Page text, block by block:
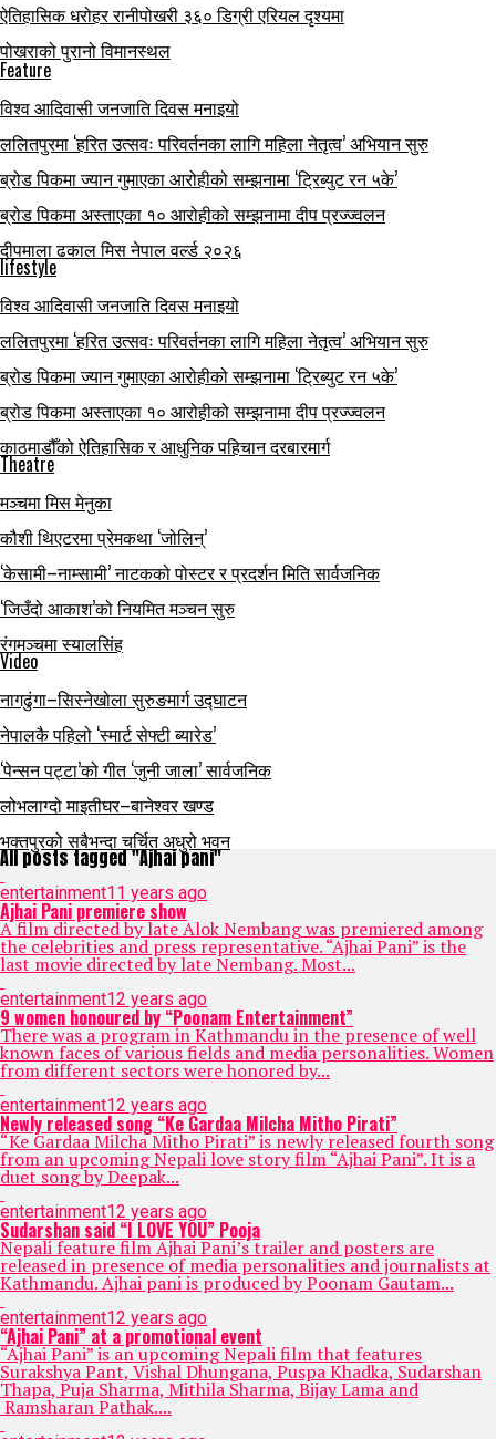
ऐतिहासिक धरोहर रानीपोखरी ३६० डिग्री एरियल दृश्यमा
पोखराको पुरानो विमानस्थल
Feature
विश्व आदिवासी जनजाति दिवस मनाइयो
ललितपुरमा ‘हरित उत्सवः परिवर्तनका लागि महिला नेतृत्व’ अभियान सुरु
ब्रोड पिकमा ज्यान गुमाएका आरोहीको सम्झनामा ‘ट्रिब्युट रन ५के’
ब्रोड पिकमा अस्ताएका १० आरोहीको सम्झनामा दीप प्रज्ज्वलन
दीपमाला ढकाल मिस नेपाल वर्ल्ड २०२६
lifestyle
विश्व आदिवासी जनजाति दिवस मनाइयो
ललितपुरमा ‘हरित उत्सवः परिवर्तनका लागि महिला नेतृत्व’ अभियान सुरु
ब्रोड पिकमा ज्यान गुमाएका आरोहीको सम्झनामा ‘ट्रिब्युट रन ५के’
ब्रोड पिकमा अस्ताएका १० आरोहीको सम्झनामा दीप प्रज्ज्वलन
काठमाडौँको ऐतिहासिक र आधुनिक पहिचान दरबारमार्ग
Theatre
मञ्चमा मिस मेनुका
कौशी थिएटरमा प्रेमकथा ‘जोलिन्’
‘केसामी–नाम्सामी’ नाटकको पोस्टर र प्रदर्शन मिति सार्वजनिक
‘जिउँदो आकाश’को नियमित मञ्चन सुरु
रंगमञ्चमा स्यालसिंह
Video
नागढुंगा–सिस्नेखोला सुरुङमार्ग उद्घाटन
नेपालकै पहिलो ‘स्मार्ट सेफ्टी ब्यारेड’
‘पेन्सन पट्टा’को गीत ‘जुनी जाला’ सार्वजनिक
लोभलाग्दो माइतीघर–बानेश्वर खण्ड
भक्तपुरको सबैभन्दा चर्चित अधुरो भवन
All posts tagged "Ajhai pani"
entertainment11 years ago
Ajhai Pani premiere show
A film directed by late Alok Nembang was premiered among
the celebrities and press representative. “Ajhai Pani” is the
last movie directed by late Nembang. Most...
entertainment12 years ago
9 women honoured by “Poonam Entertainment”
There was a program in Kathmandu in the presence of well
known faces of various fields and media personalities. Women
from different sectors were honored by...
entertainment12 years ago
Newly released song “Ke Gardaa Milcha Mitho Pirati”
“Ke Gardaa Milcha Mitho Pirati” is newly released fourth song
from an upcoming Nepali love story film “Ajhai Pani”. It is a
duet song by Deepak...
entertainment12 years ago
Sudarshan said “I LOVE YOU” Pooja
Nepali feature film Ajhai Pani’s trailer and posters are
released in presence of media personalities and journalists at
Kathmandu. Ajhai pani is produced by Poonam Gautam...
entertainment12 years ago
“Ajhai Pani” at a promotional event
“Ajhai Pani” is an upcoming Nepali film that features
Surakshya Pant, Vishal Dhungana, Puspa Khadka, Sudarshan
Thapa, Puja Sharma, Mithila Sharma, Bijay Lama and
Ramsharan Pathak....